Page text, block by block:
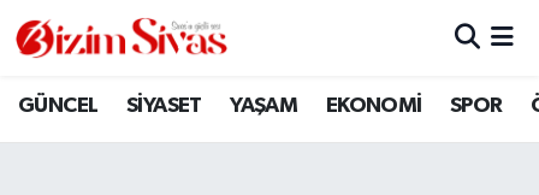
GÜNCEL SİYASET YAŞAM EKONOMİ SPOR
ARAMIZDAN AYRILANLAR
Sivas Nöbetçi Eczaneler